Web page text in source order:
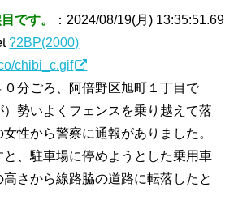
です。
：2024/08/19(月) 13:35:51.69
?2BP(2000)
chibi_c.gif
０分ごろ、阿倍野区旭町１丁目で
）勢いよくフェンスを乗り越えて落
性から警察に通報がありました。
、駐車場に停めようとした乗用車
さから線路脇の道路に転落したと